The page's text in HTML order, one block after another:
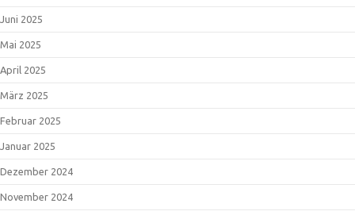
Juni 2025
Mai 2025
April 2025
März 2025
Februar 2025
Januar 2025
Dezember 2024
November 2024